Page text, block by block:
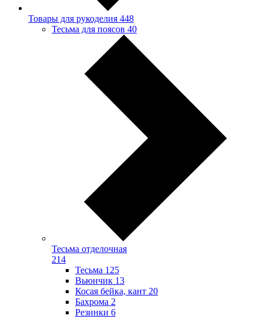
Товары для рукоделия 448
Тесьма для поясов 40
Тесьма отделочная
214
Тесьма 125
Вьюнчик 13
Косая бейка, кант 20
Бахрома 2
Резинки 6